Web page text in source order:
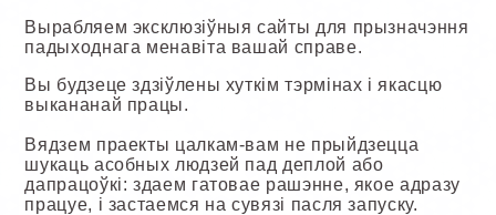
Вырабляем эксклюзіўныя сайты для прызначэння
падыходнага менавіта вашай справе.
Вы будзеце здзіўлены хуткім тэрмінах і якасцю
выкананай працы.
Вядзем праекты цалкам-вам не прыйдзецца
шукаць асобных людзей пад деплой або
дапрацоўкі: здаем гатовае рашэнне, якое адразу
працуе, і застаемся на сувязі пасля запуску.